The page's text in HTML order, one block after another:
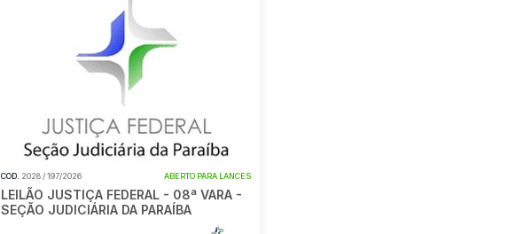
COD. 2028 / 197/2026 ABERTO PARA LANCES
LEILÃO JUSTIÇA FEDERAL - 08ª VARA -
SEÇÃO JUDICIÁRIA DA PARAÍBA